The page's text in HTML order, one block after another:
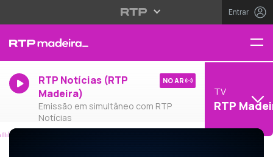
Entrar
RTP Notícias (RTP
Madeira)
Emissão em simultâneo com RTP
Notícias
NO AR
TV
RTP